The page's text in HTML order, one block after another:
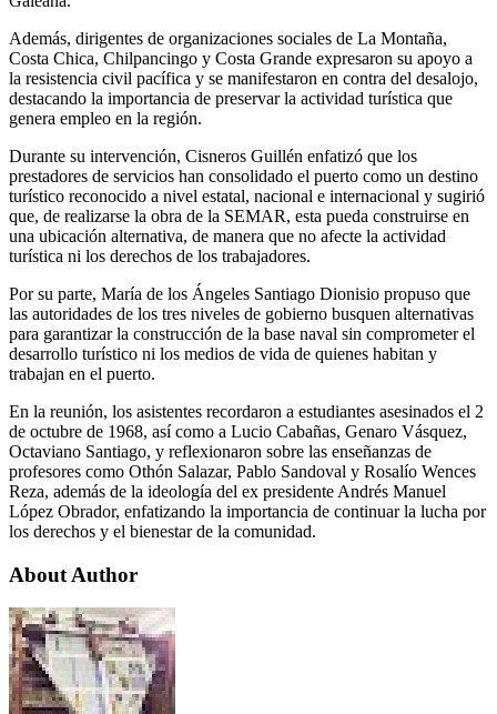
Además, dirigentes de organizaciones sociales de La Montaña,
Costa Chica, Chilpancingo y Costa Grande expresaron su apoyo a
la resistencia civil pacífica y se manifestaron en contra del desalojo,
destacando la importancia de preservar la actividad turística que
genera empleo en la región.
Durante su intervención, Cisneros Guillén enfatizó que los
prestadores de servicios han consolidado el puerto como un destino
turístico reconocido a nivel estatal, nacional e internacional y sugirió
que, de realizarse la obra de la SEMAR, esta pueda construirse en
una ubicación alternativa, de manera que no afecte la actividad
turística ni los derechos de los trabajadores.
Por su parte, María de los Ángeles Santiago Dionisio propuso que
las autoridades de los tres niveles de gobierno busquen alternativas
para garantizar la construcción de la base naval sin comprometer el
desarrollo turístico ni los medios de vida de quienes habitan y
trabajan en el puerto.
En la reunión, los asistentes recordaron a estudiantes asesinados el 2
de octubre de 1968, así como a Lucio Cabañas, Genaro Vásquez,
Octaviano Santiago, y reflexionaron sobre las enseñanzas de
profesores como Othón Salazar, Pablo Sandoval y Rosalío Wences
Reza, además de la ideología del ex presidente Andrés Manuel
López Obrador, enfatizando la importancia de continuar la lucha por
los derechos y el bienestar de la comunidad.
About Author